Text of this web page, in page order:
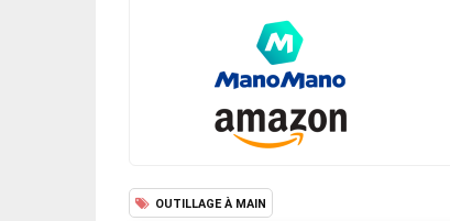
OUTILLAGE À MAIN